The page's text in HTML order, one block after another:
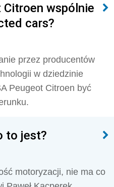
Citroen wspólnie
cars?
przez producentów
w dziedzinie
Peugeot Citroen być
to jest?
motoryzacji, nie ma co